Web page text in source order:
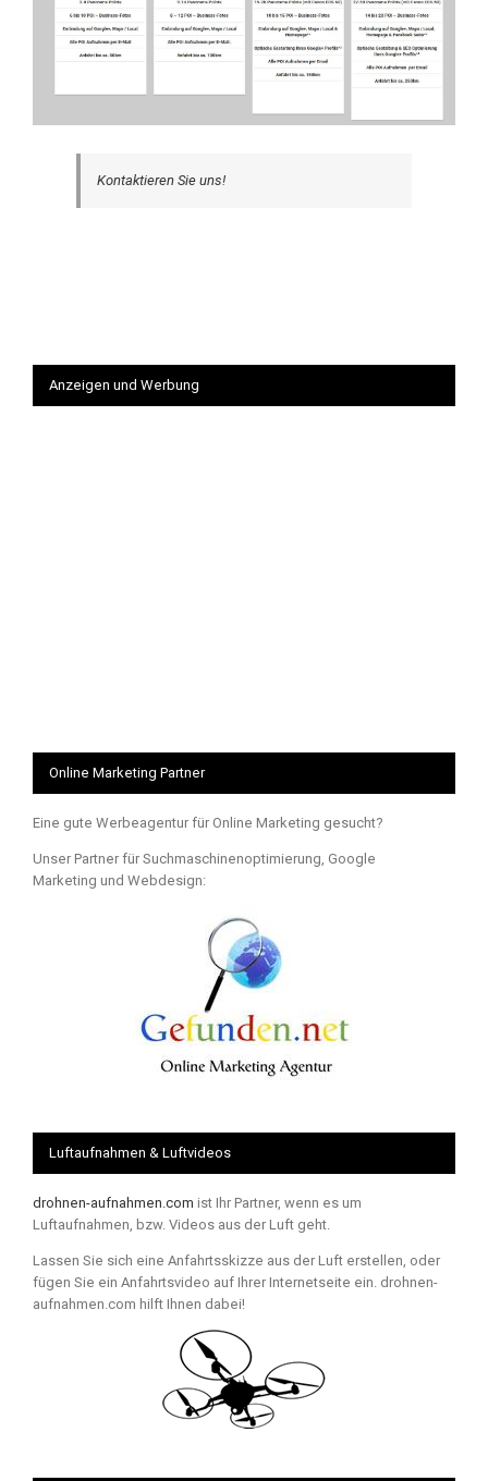
Kontaktieren Sie uns!
Anzeigen und Werbung
Online Marketing Partner
Eine gute Werbeagentur für Online Marketing gesucht?
Unser Partner für Suchmaschinenoptimierung, Google
Marketing und Webdesign:
Luftaufnahmen & Luftvideos
drohnen-aufnahmen.com ist Ihr Partner, wenn es um
Luftaufnahmen, bzw. Videos aus der Luft geht.
Lassen Sie sich eine Anfahrtsskizze aus der Luft erstellen, oder
fügen Sie ein Anfahrtsvideo auf Ihrer Internetseite ein. drohnen-
aufnahmen.com hilft Ihnen dabei!